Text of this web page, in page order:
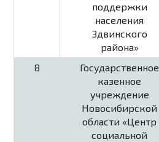
поддержки
населения
Здвинского
района»
8
Государственное
казенное
учреждение
Новосибирской
области «Центр
социальной